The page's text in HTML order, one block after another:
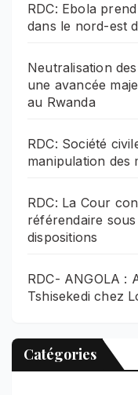
RDC: Ebola
dans le nord-est
Neutralisation
une avancée
au Rwanda
RDC: Société
manipulation des
RDC: La Cour
référendaire
dispositions
RDC- ANGOLA :
Tshisekedi chez
Catégories